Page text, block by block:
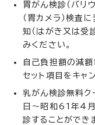
胃がん検診（バリ
（胃カメラ）検査
知（はがき又は受
みください。
自己負担額の減額
セット項目をキャ
乳がん検診無料
日～昭和61年4月
診することができ